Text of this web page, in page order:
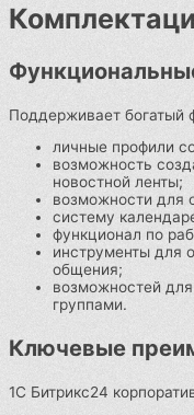
Поддерживает богатый
личные профили
возможность
новостной ленты;
возможности для
систему
функционал по
инструменты для
общения;
возможностей
группами.
Ключевые
1С Битрикс24